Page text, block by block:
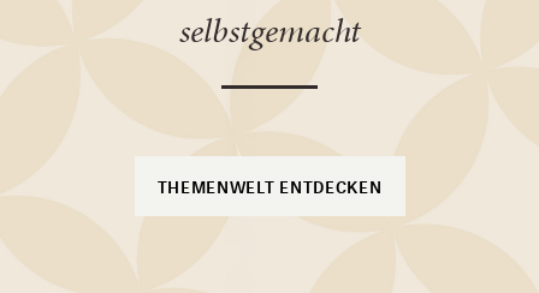
selbstgemacht
THEMENWELT ENTDECKEN